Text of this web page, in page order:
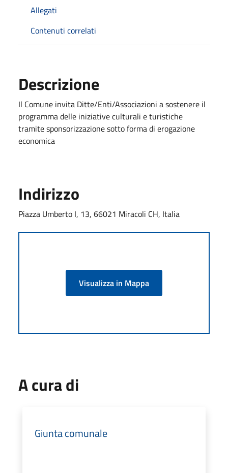
Allegati
Contenuti correlati
Descrizione
Il Comune invita Ditte/Enti/Associazioni a sostenere il
programma delle iniziative culturali e turistiche
tramite sponsorizzazione sotto forma di erogazione
economica
Indirizzo
Piazza Umberto I, 13, 66021 Miracoli CH, Italia
Visualizza in Mappa
A cura di
Giunta comunale